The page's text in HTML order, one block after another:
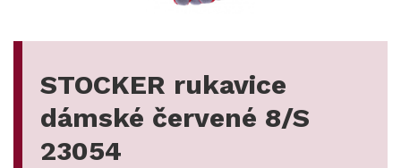
STOCKER rukavice
dámské červené 8/S
23054